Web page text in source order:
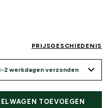
PRIJSGESCHIEDENIS
2 werkdagen verzonden
TOEVOEGEN